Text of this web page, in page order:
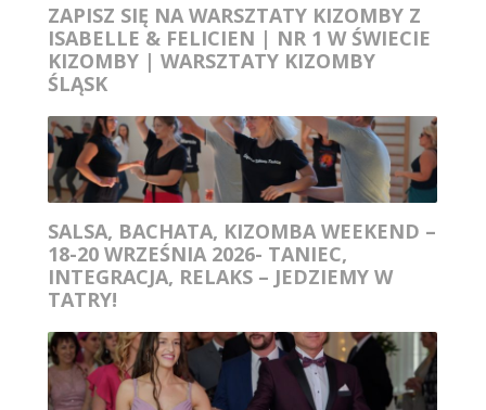
ZAPISZ SIĘ NA WARSZTATY KIZOMBY Z
ISABELLE & FELICIEN | NR 1 W ŚWIECIE
KIZOMBY | WARSZTATY KIZOMBY
ŚLĄSK
SALSA, BACHATA, KIZOMBA WEEKEND –
18-20 WRZEŚNIA 2026- TANIEC,
INTEGRACJA, RELAKS – JEDZIEMY W
TATRY!